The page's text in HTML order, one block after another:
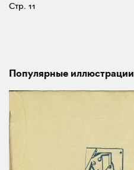
Стр. 11
Популярные иллюстрации